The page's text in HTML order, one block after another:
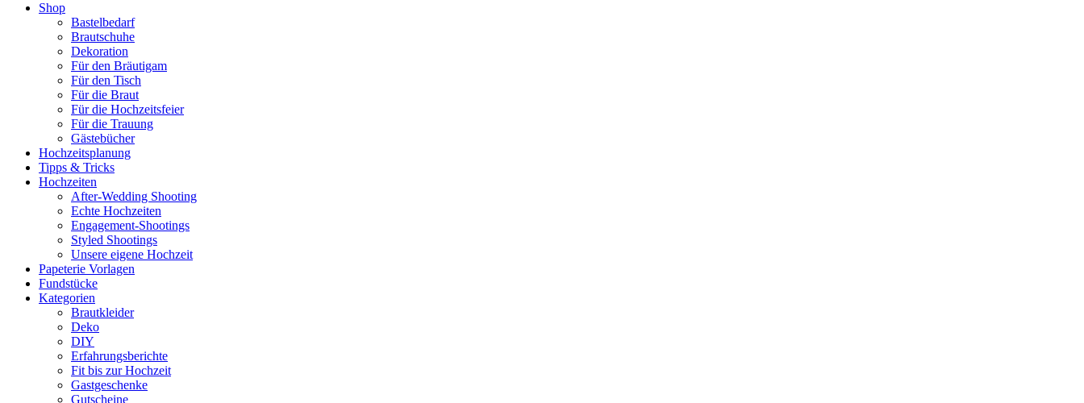
Shop
Bastelbedarf
Brautschuhe
Dekoration
Für den Bräutigam
Für den Tisch
Für die Braut
Für die Hochzeitsfeier
Für die Trauung
Gästebücher
Hochzeitsplanung
Tipps & Tricks
Hochzeiten
After-Wedding Shooting
Echte Hochzeiten
Engagement-Shootings
Styled Shootings
Unsere eigene Hochzeit
Papeterie Vorlagen
Fundstücke
Kategorien
Brautkleider
Deko
DIY
Erfahrungsberichte
Fit bis zur Hochzeit
Gastgeschenke
Gutscheine